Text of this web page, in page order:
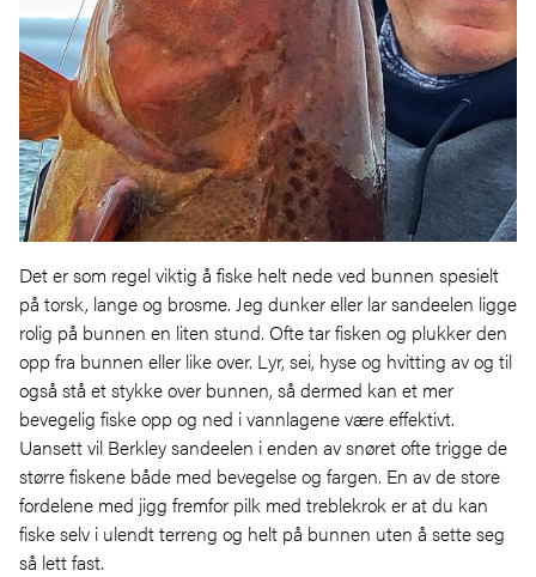
Det er som regel viktig å fiske helt nede ved bunnen spesielt
på torsk, lange og brosme. Jeg dunker eller lar sandeelen ligge
rolig på bunnen en liten stund. Ofte tar fisken og plukker den
opp fra bunnen eller like over. Lyr, sei, hyse og hvitting av og til
også stå et stykke over bunnen, så dermed kan et mer
bevegelig fiske opp og ned i vannlagene være effektivt.
Uansett vil Berkley sandeelen i enden av snøret ofte trigge de
større fiskene både med bevegelse og fargen. En av de store
fordelene med jigg fremfor pilk med treblekrok er at du kan
fiske selv i ulendt terreng og helt på bunnen uten å sette seg
så lett fast.